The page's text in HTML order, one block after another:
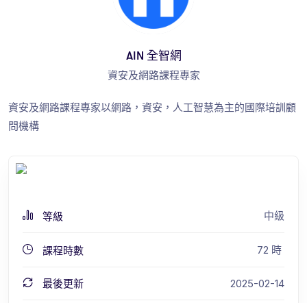
AIN 全智網
資安及網路課程專家
資安及網路課程專家以網路，資安，人工智慧為主的國際培訓顧
問機構
等級 中級
課程時數 72 時
最後更新 2025-02-14